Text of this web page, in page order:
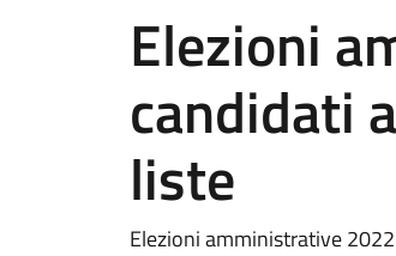
Elezioni
candidati
liste
Elezioni amministrative